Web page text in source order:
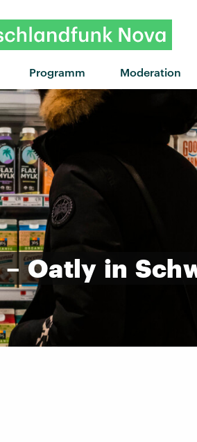
Programm Moderation
"Lucky Dimes" von The Temper
– Oatly in